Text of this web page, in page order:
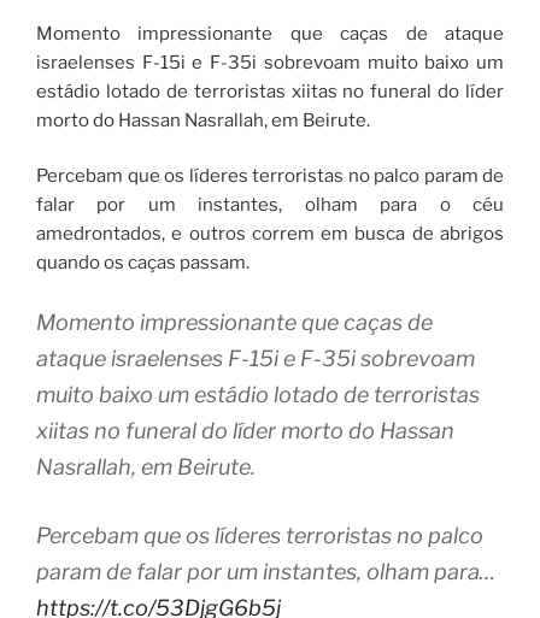
Momento impressionante que caças de ataque
israelenses F-15i e F-35i sobrevoam muito baixo um
estádio lotado de terroristas xiitas no funeral do líder
morto do Hassan Nasrallah, em Beirute.
Percebam que os líderes terroristas no palco param de
falar por um instantes, olham para o céu
amedrontados, e outros correm em busca de abrigos
quando os caças passam.
Momento impressionante que caças de
ataque israelenses F-15i e F-35i sobrevoam
muito baixo um estádio lotado de terroristas
xiitas no funeral do líder morto do Hassan
Nasrallah, em Beirute.
Percebam que os líderes terroristas no palco
param de falar por um instantes, olham para…
https://t.co/53DjgG6b5j